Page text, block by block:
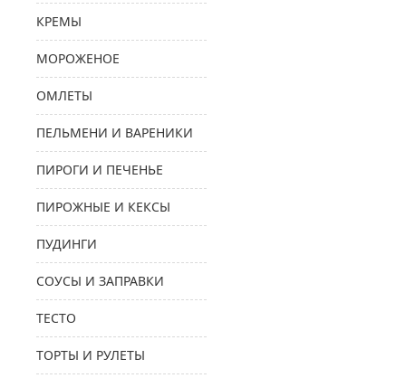
КРЕМЫ
МОРОЖЕНОЕ
ОМЛЕТЫ
ПЕЛЬМЕНИ И ВАРЕНИКИ
ПИРОГИ И ПЕЧЕНЬЕ
ПИРОЖНЫЕ И КЕКСЫ
ПУДИНГИ
СОУСЫ И ЗАПРАВКИ
ТЕСТО
ТОРТЫ И РУЛЕТЫ